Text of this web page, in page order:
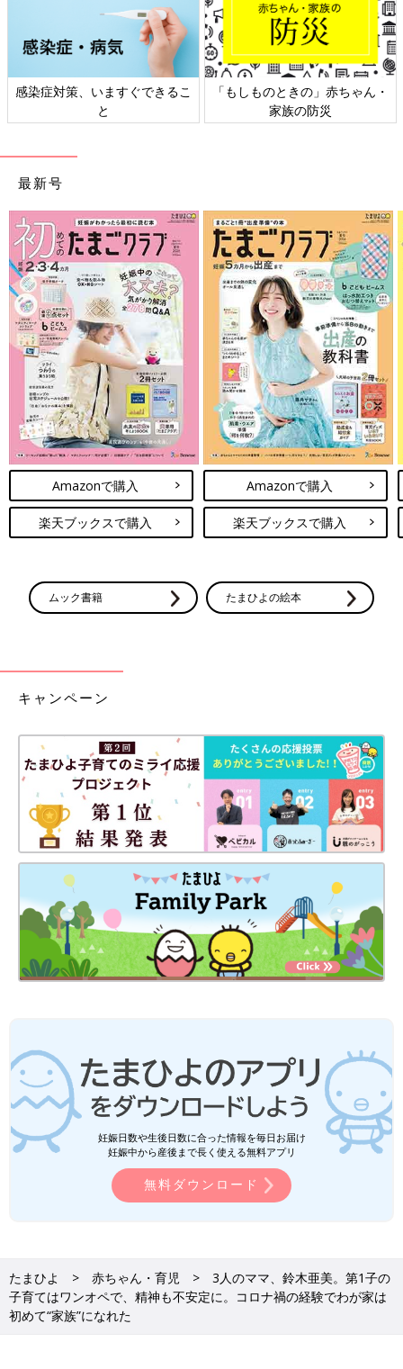
感染症対策、いますぐできるこ
と
「もしものときの」赤ちゃん・
家族の防災
最新号
Amazonで購入
楽天ブックスで購入
Amazonで購入
楽天ブックスで購入
ムック書籍 たまひよの絵本
キャンペーン
妊娠日数や生後日数に合った情報を毎日お届け
妊娠中から産後まで長く使える無料アプリ
無料ダウンロード
たまひよ 赤ちゃん・育児
3人のママ、鈴木亜美。第1子の
子育てはワンオペで、精神も不安定に。コロナ禍の経験でわが家は
初めて“家族”になれた